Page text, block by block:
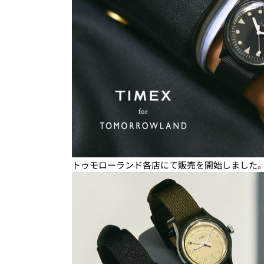
トゥモローランド各店にて販売を開始しました